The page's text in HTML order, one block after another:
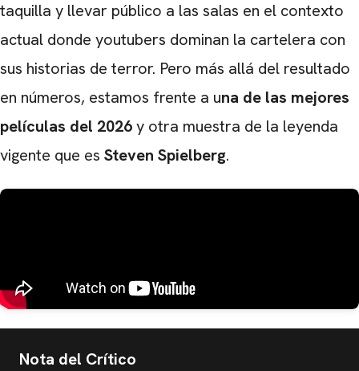
taquilla y llevar público a las salas en el contexto
actual donde youtubers dominan la cartelera con
sus historias de terror. Pero más allá del resultado
en números, estamos frente a una de las mejores
películas del 2026y otra muestra de la leyenda
vigente que es Steven Spielberg.
Nota del Crítico